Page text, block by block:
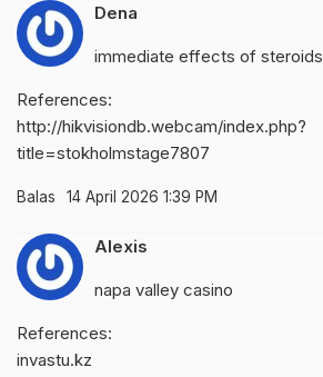
Dena
immediate effects of steroids
References:
http://hikvisiondb.webcam/index.php?
title=stokholmstage7807
Balas 14 April 2026 1:39 PM
Alexis
napa valley casino
References:
invastu.kz